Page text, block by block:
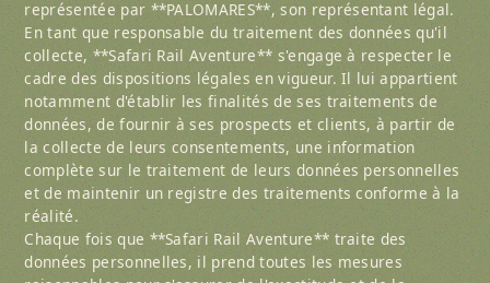
représentée par **PALOMARES**, son représentant légal.
En tant que responsable du traitement des données qu'il
collecte, **Safari Rail Aventure** s'engage à respecter le
cadre des dispositions légales en vigueur. Il lui appartient
notamment d'établir les finalités de ses traitements de
données, de fournir à ses prospects et clients, à partir de
la collecte de leurs consentements, une information
complète sur le traitement de leurs données personnelles
et de maintenir un registre des traitements conforme à la
réalité.
Chaque fois que **Safari Rail Aventure** traite des
données personnelles, il prend toutes les mesures